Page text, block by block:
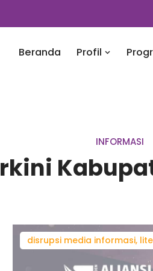
Beranda Profil
INFORMASI
disrupsi media informasi,